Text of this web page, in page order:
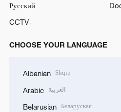
Русский
CCTV+
CHOOSE YOUR LANGUAGE
Albanian Shqip
Arabic العربية
Belarusian Беларуская